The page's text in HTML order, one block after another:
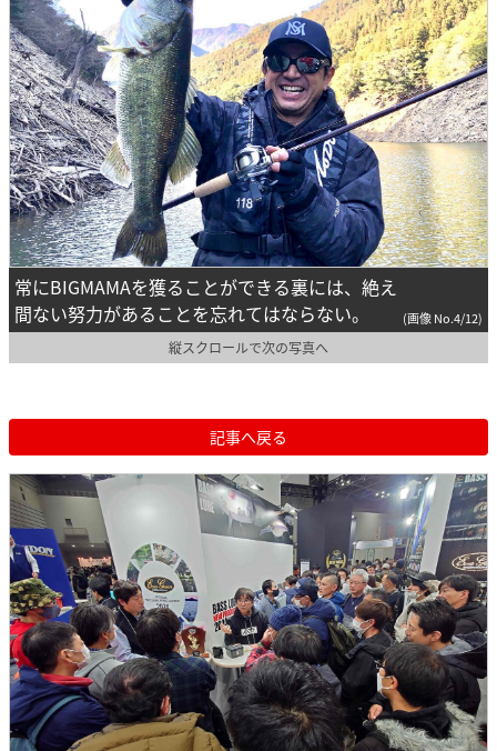
常にBIGMAMAを獲ることができる裏には、絶え
間ない努力があることを忘れてはならない。
(画像 No.4/12)
縦スクロールで次の写真へ
記事へ戻る